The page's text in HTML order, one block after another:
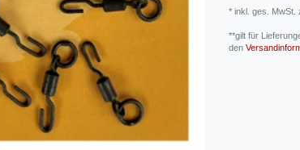
* inkl. ges. MwSt.
**gilt für
den